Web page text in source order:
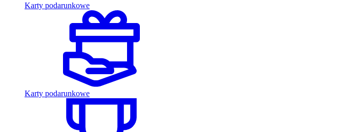
Karty podarunkowe
Karty podarunkowe